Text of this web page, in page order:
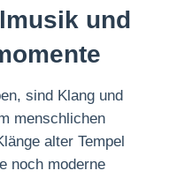
und
sind Klang und
menschlichen
alter Tempel
noch moderne